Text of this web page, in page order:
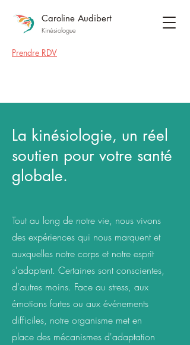
Caroline Audibert
Kinésiologue
Prendre RDV
La kinésiologie, un réel
soutien pour votre santé
globale.
Tout au long de notre vie, nous vivons
des expériences qui nous marquent et
auxquelles notre corps et notre esprit
s'adaptent. Certaines sont conscientes,
d'autres moins. Face au stress, aux
émotions fortes ou aux événements
difficiles, notre organisme met en
place des mécanismes d'adaptation